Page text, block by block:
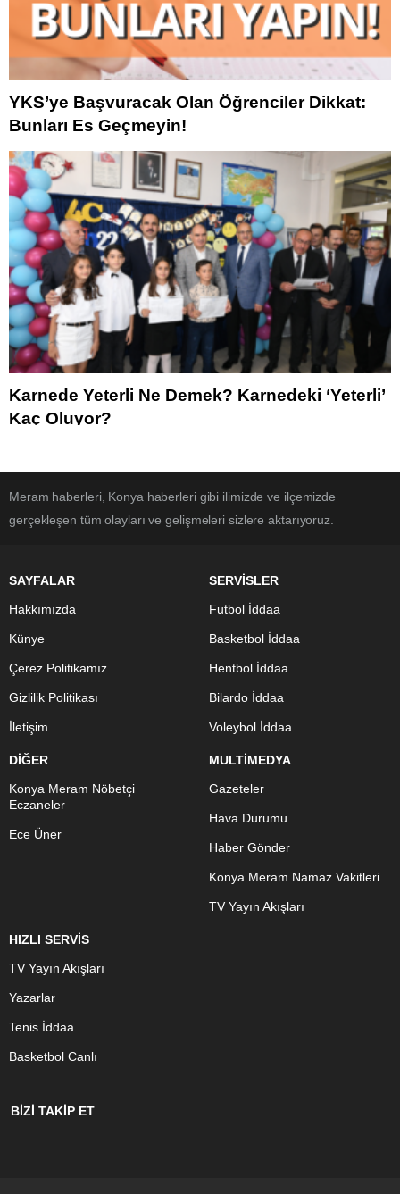
YKS’ye Başvuracak Olan Öğrenciler Dikkat:
Bunları Es Geçmeyin!
Karnede Yeterli Ne Demek? Karnedeki ‘Yeterli’
Kaç Oluyor?
Meram haberleri, Konya haberleri gibi ilimizde ve ilçemizde
gerçekleşen tüm olayları ve gelişmeleri sizlere aktarıyoruz.
SAYFALAR
Hakkımızda
Künye
Çerez Politikamız
Gizlilik Politikası
İletişim
SERVİSLER
Futbol İddaa
Basketbol İddaa
Hentbol İddaa
Bilardo İddaa
Voleybol İddaa
DİĞER
Konya Meram Nöbetçi
Eczaneler
Ece Üner
MULTİMEDYA
Gazeteler
Hava Durumu
Haber Gönder
Konya Meram Namaz Vakitleri
TV Yayın Akışları
HIZLI SERVİS
TV Yayın Akışları
Yazarlar
Tenis İddaa
Basketbol Canlı
BİZİ TAKİP ET